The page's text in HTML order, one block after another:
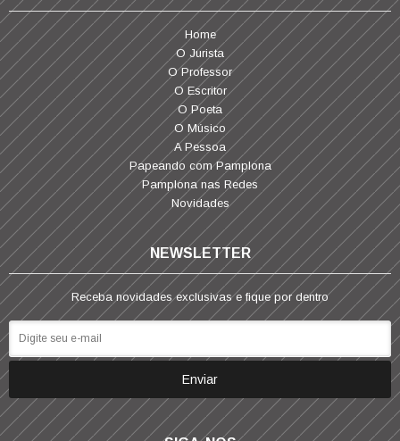
Home
O Jurista
O Professor
O Escritor
O Poeta
O Músico
A Pessoa
Papeando com Pamplona
Pamplona nas Redes
Novidades
NEWSLETTER
Receba novidades exclusivas e fique por dentro